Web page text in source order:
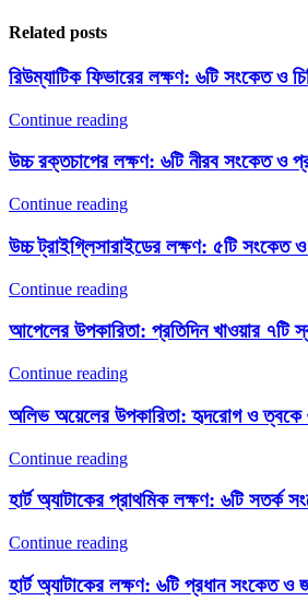
Related posts
রিউম্যাটিক ফিভারের লক্ষণ: ৬টি সংকেত ও
Continue reading
উচ্চ রক্তচাপের লক্ষণ: ৬টি নীরব সংকেত ও
Continue reading
উচ্চ ট্রাইগ্লিসারাইডের লক্ষণ: ৫টি সংকেত
Continue reading
আপেলের উপকারিতা: প্রতিদিন খাওয়ার ৭টি
Continue reading
অলিভ অয়েলের উপকারিতা: হৃদরোগ ও ত্বকে
Continue reading
হার্ট অ্যাটাকের প্রাথমিক লক্ষণ: ৬টি সতর্ক
Continue reading
হার্ট অ্যাটাকের লক্ষণ: ৬টি প্রধান সংকেত ও